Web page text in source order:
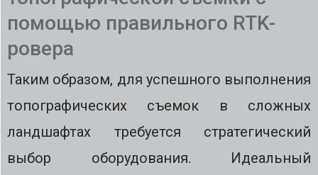
помощью правильного RTK-
ровера
Таким образом, для успешного выполнения
топографических съемок в сложных
ландшафтах требуется стратегический
выбор оборудования. Идеальный